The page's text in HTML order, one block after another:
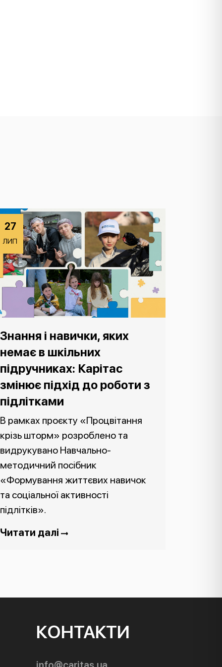
27
ЛИП
Знання і навички, яких
немає в шкільних
підручниках: Карітас
змінює підхід до роботи з
підлітками
В рамках проєкту «Процвітання
крізь шторм» розроблено та
видрукувано Навчально-
методичний посібник
«Формування життєвих навичок
та соціальної активності
підлітків».
Читати далі
КОНТАКТИ